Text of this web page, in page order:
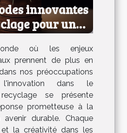
innovantes
pour un
durable
où les enjeux
prennent de plus en
nos préoccupations
l'innovation dans le
se présente
prometteuse à la
avenir durable. Chaque
la créativité dans les